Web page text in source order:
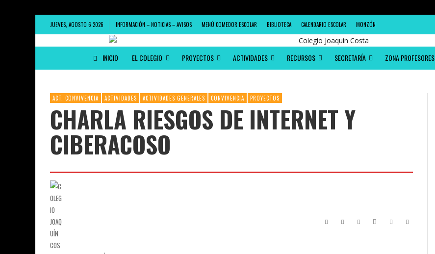
JUEVES, AGOSTO 6 2026 INFORMACIÓN – NOTICIAS – AVISOS MENÚ COMEDOR ESCOLAR BIBLIOTECA CALENDARIO ESCOLAR MONZÓN
INICIO EL COLEGIO PROYECTOS ACTIVIDADES RECURSOS SECRETARÍA ZONA PROFESORES
ACT. CONVIVENCIA ACTIVIDADES ACTIVIDADES GENERALES CONVIVENCIA PROYECTOS
CHARLA RIESGOS DE INTERNET Y
CIBERACOSO